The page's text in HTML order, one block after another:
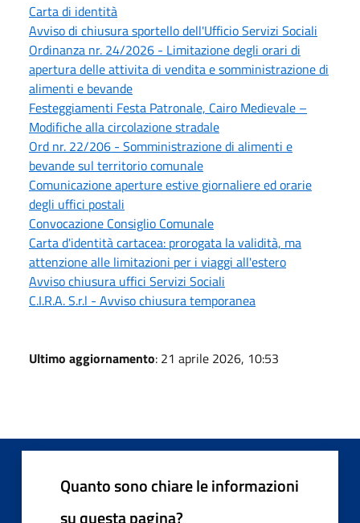
Carta di identità
Avviso di chiusura sportello dell'Ufficio Servizi Sociali
Ordinanza nr. 24/2026 - Limitazione degli orari di
apertura delle attivita di vendita e somministrazione di
alimenti e bevande
Festeggiamenti Festa Patronale, Cairo Medievale –
Modifiche alla circolazione stradale
Ord nr. 22/206 - Somministrazione di alimenti e
bevande sul territorio comunale
Comunicazione aperture estive giornaliere ed orarie
degli uffici postali
Convocazione Consiglio Comunale
Carta d'identità cartacea: prorogata la validità, ma
attenzione alle limitazioni per i viaggi all'estero
Avviso chiusura uffici Servizi Sociali
C.I.R.A. S.r.l - Avviso chiusura temporanea
Ultimo aggiornamento: 21 aprile 2026, 10:53
Quanto sono chiare le informazioni
su questa pagina?